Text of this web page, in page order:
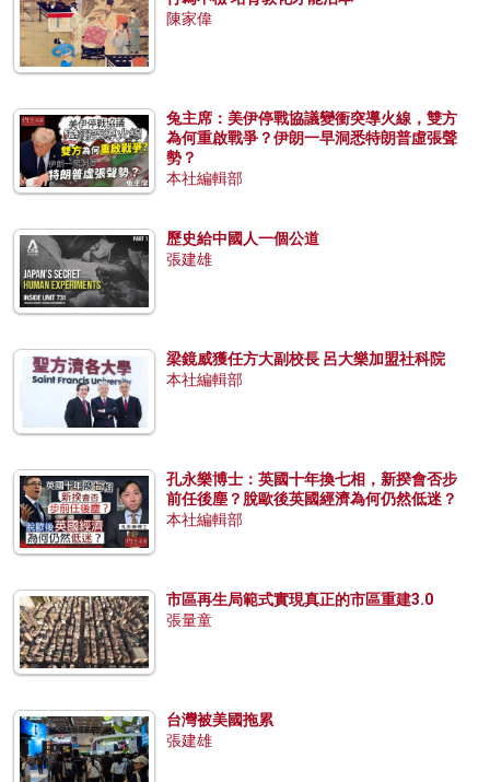
陳家偉
兔主席：美伊停戰協議變衝突導火線，雙方
為何重啟戰爭？伊朗一早洞悉特朗普虛張聲
勢？
本社編輯部
歷史給中國人一個公道
張建雄
梁鏡威獲任方大副校長 呂大樂加盟社科院
本社編輯部
孔永樂博士：英國十年換七相，新揆會否步
前任後塵？脫歐後英國經濟為何仍然低迷？
本社編輯部
市區再生局範式實現真正的市區重建3.0
張量童
台灣被美國拖累
張建雄